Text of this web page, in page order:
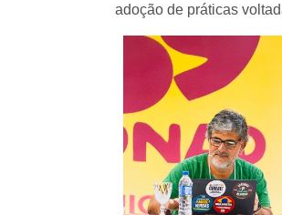
adoção de práticas